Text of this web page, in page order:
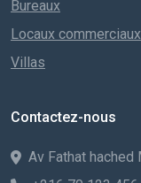
Bureaux
Locaux commerciaux
Villas
Contactez-nous
Av Fathat